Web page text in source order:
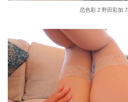
恋色彩 2 野田彩加 7